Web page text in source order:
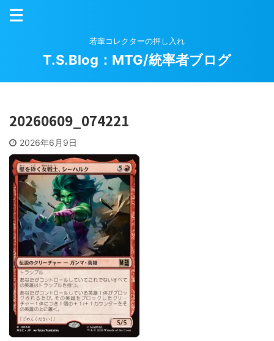
若輩コレクターの押し入れ
T.S.Blog：MTG/統率者ブログ
20260609_074221
2026年6月9日